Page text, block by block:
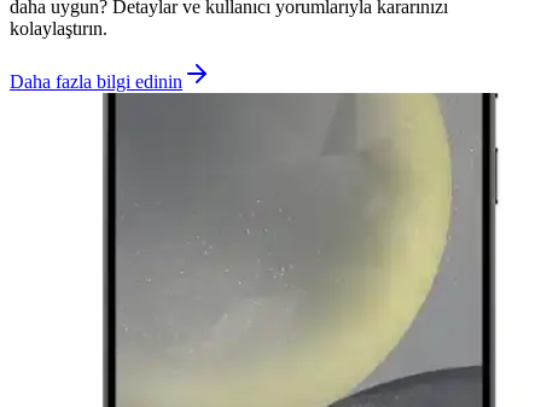
daha uygun? Detaylar ve kullanıcı yorumlarıyla kararınızı
kolaylaştırın.
Daha fazla bilgi edinin